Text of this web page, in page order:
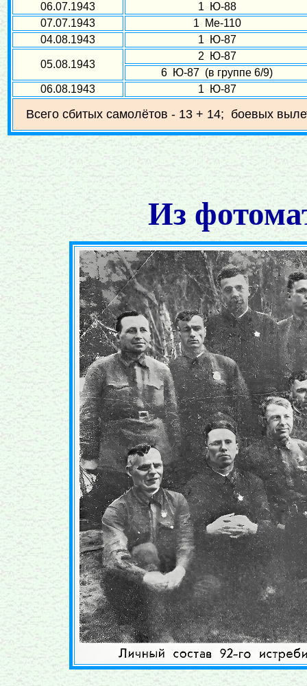
06.07.1943
1 Ю-88
07.07.1943
1 Ме-110
04.08.1943
1 Ю-87
05.08.1943
2 Ю-87
6 Ю-87 (в группе 6/9)
06.08.1943
1 Ю-87
Всего сбитых самолётов - 13 + 14; боевых
Из